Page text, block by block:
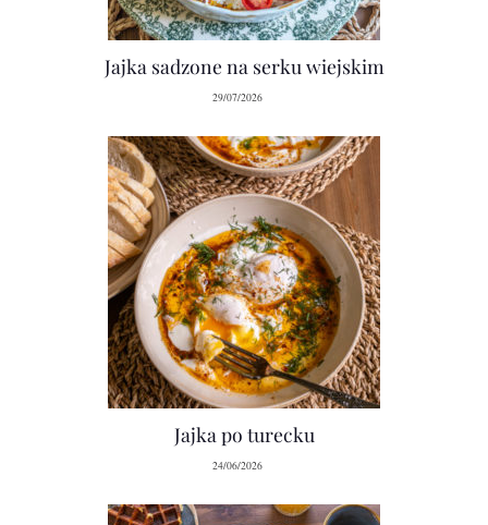
Jajka sadzone na serku wiejskim
29/07/2026
Jajka po turecku
24/06/2026